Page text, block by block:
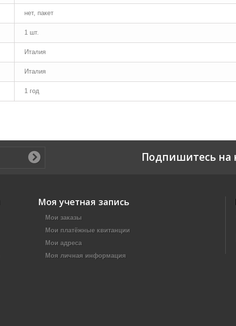
нет, пакет
1 шт.
Италия
Италия
1 год
Подпишитесь на
Моя учетная запись
Мои заказы
Мои платёжные квитанции
Мои адреса
Моя личная информация